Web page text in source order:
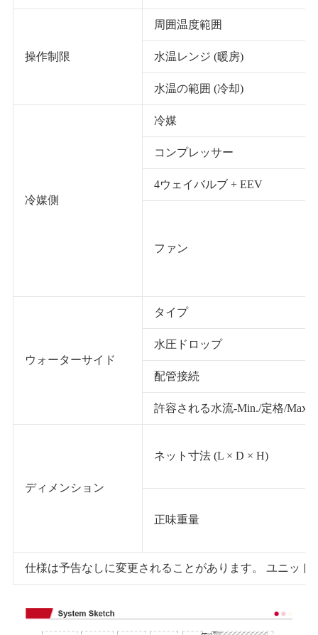
操作制限
周囲温度範囲
水温レンジ (暖房)
水温の範囲 (冷却)
冷媒側
冷媒
コンプレッサー
4ウェイバルブ + EEV
ファン
ウォーターサイド
タイプ
水圧ドロップ
配管接続
許容される水流-Min./定格/Max。
ディメンション
ネット寸法 (L × D × H)
正味重量
仕様は予告なしに変更されることがあります。 ユニッ